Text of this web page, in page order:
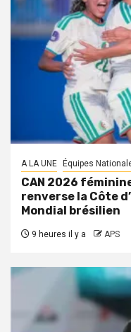
A LA UNE Équipes
CAN 2026
renverse la Côte
Mondial brésilien
9 heures il y a APS